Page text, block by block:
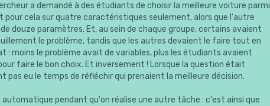
a demandé à des étudiants de choisir la meilleure voiture parmi
pour cela sur quatre caractéristiques seulement, alors que l'autre
douze paramètres. Et, au sein de chaque groupe, certains avaient
le problème, tandis que les autres devaient le faire tout en
: moins le problème avait de variables, plus les étudiants avaient
faire le bon choix. Et inversement ! Lorsque la question était
pas eu le temps de réfléchir qui prenaient la meilleure décision.
automatique pendant qu'on réalise une autre tâche : c'est ainsi que